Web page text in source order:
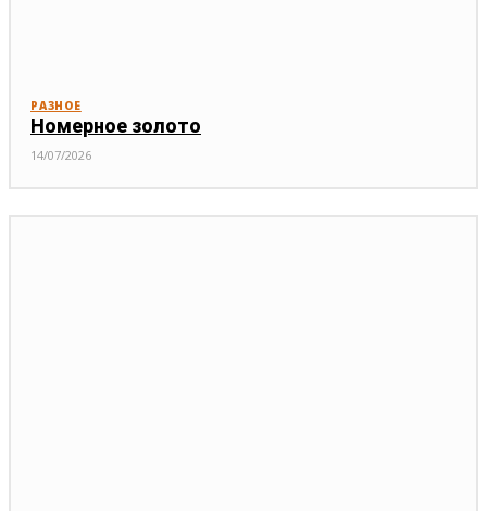
РАЗНОЕ
Номерное золото
14/07/2026